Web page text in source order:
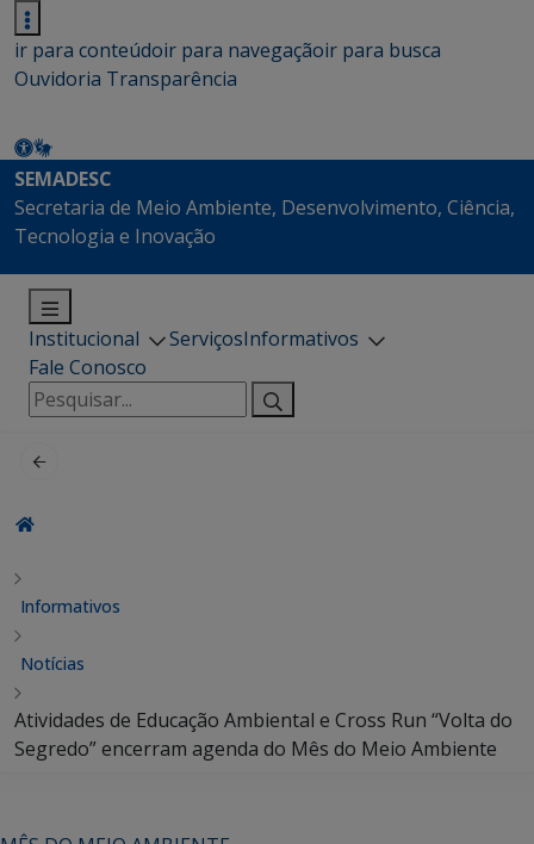
ir para conteúdoir para navegaçãoir para busca
Ouvidoria Transparência
SEMADESC
Secretaria de Meio Ambiente, Desenvolvimento, Ciência,
Tecnologia e Inovação
Institucional ServiçosInformativos
Fale Conosco
Pesquisar
por:
Informativos
Notícias
Atividades de Educação Ambiental e Cross Run “Volta do
Segredo” encerram agenda do Mês do Meio Ambiente